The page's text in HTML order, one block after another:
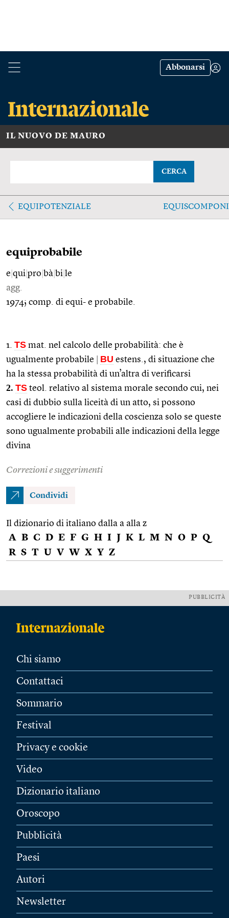
Abbonarsi
IL NUOVO DE MAURO
CERCA
EQUIPOTENZIALE
equiprobabile
e qui pro bà bi le
agg.
1974; comp. di equi- e probabile.
1. TS mat. nel calcolo delle probabilità: che è
ugualmente probabile
BU estens., di situazione che
ha la stessa probabilità di un’altra di verificarsi
2. TS teol. relativo al sistema morale secondo cui, nei
casi di dubbio sulla liceità di un atto, si possono
accogliere le indicazioni della coscienza solo se queste
sono ugualmente probabili alle indicazioni della legge
divina
Correzioni e suggerimenti
Condividi
Il dizionario di italiano dalla a alla z
A B C D E F G H I J K L M N O P Q
R S T U V W X Y Z
PUBBLICITÀ
Chi siamo
Contattaci
Sommario
Festival
Privacy e cookie
Video
Dizionario italiano
Oroscopo
Pubblicità
Paesi
Autori
Newsletter